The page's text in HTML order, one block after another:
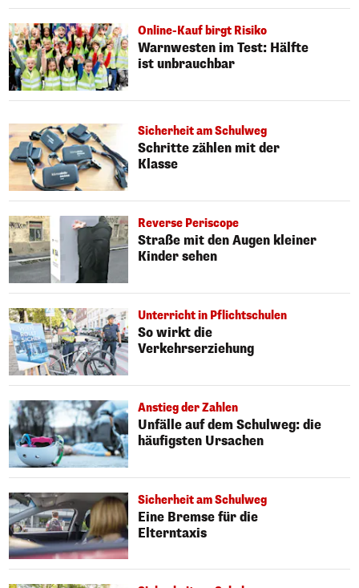
Online-Kauf birgt Risiko
Warnwesten im Test: Hälfte
ist unbrauchbar
Sicherheit am Schulweg
Schritte zählen mit der
Klasse
Reverse Periscope
Straße mit den Augen kleiner
Kinder sehen
Unterricht in Pflichtschulen
So wirkt die
Verkehrserziehung
Anstieg der Zahlen
Unfälle auf dem Schulweg: die
häufigsten Ursachen
Sicherheit am Schulweg
Eine Bremse für die
Elterntaxis